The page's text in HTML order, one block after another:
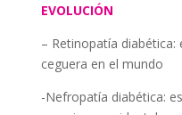
EVOLUCIÓN
– Retinopatía diabética:
ceguera en el mundo
-Nefropatía diabética: